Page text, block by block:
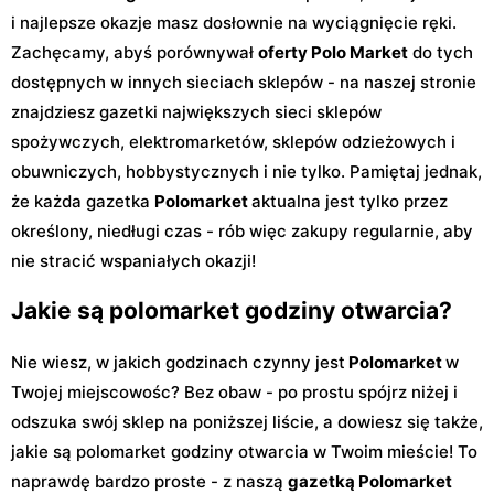
i najlepsze okazje masz dosłownie na wyciągnięcie ręki.
Zachęcamy, abyś porównywał oferty Polo Market do tych
dostępnych w innych sieciach sklepów - na naszej stronie
znajdziesz gazetki największych sieci sklepów
spożywczych, elektromarketów, sklepów odzieżowych i
obuwniczych, hobbystycznych i nie tylko. Pamiętaj jednak,
że każda gazetka Polomarketaktualna jest tylko przez
określony, niedługi czas - rób więc zakupy regularnie, aby
nie stracić wspaniałych okazji!
Jakie są polomarket godziny otwarcia?
Nie wiesz, w jakich godzinach czynny jest Polomarketw
Twojej miejscowośc? Bez obaw - po prostu spójrz niżej i
odszuka swój sklep na poniższej liście, a dowiesz się także,
jakie są polomarket godziny otwarcia w Twoim mieście! To
naprawdę bardzo proste - z naszą gazetką Polomarket